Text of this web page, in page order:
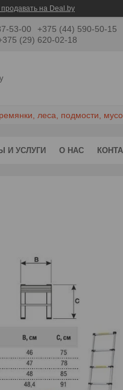
продавать на Deal.by
53-00
+375 (44) 590-50-15
(29) 620-02-18
леса, подмости,
И УСЛУГИ О НАС